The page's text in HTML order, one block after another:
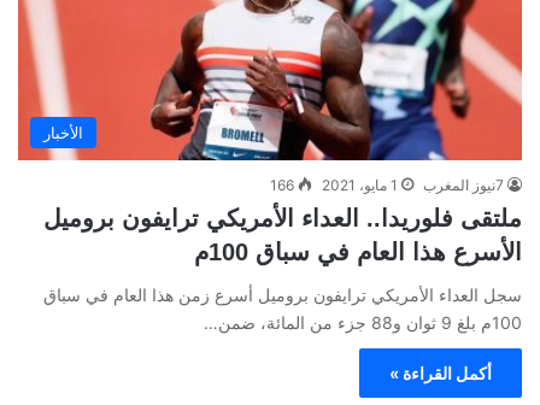
الأخبار
7نيوز المغرب 1 مايو، 2021 166
ملتقى فلوريدا.. العداء الأمريكي ترايفون بروميل
الأسرع هذا العام في سباق 100م
سجل العداء الأمريكي ترايفون بروميل أسرع زمن هذا العام في سباق
100م بلغ 9 ثوان و88 جزء من المائة، ضمن…
أكمل القراءة »